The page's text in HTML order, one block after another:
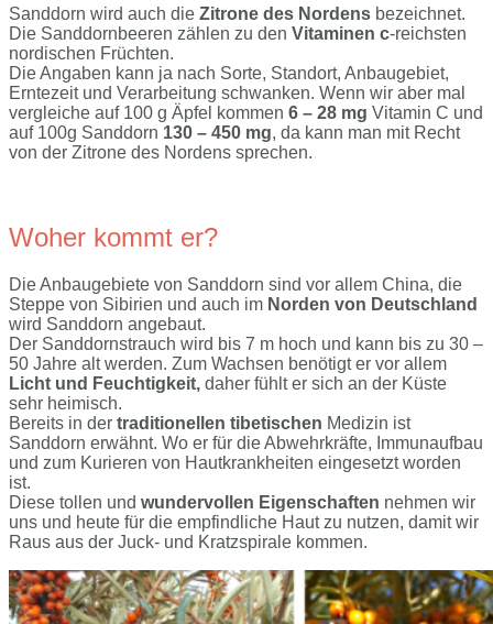
Sanddorn wird auch die Zitrone des Nordens bezeichnet.
Die Sanddornbeeren zählen zu den Vitaminen c-reichsten
nordischen Früchten.
Die Angaben kann ja nach Sorte, Standort, Anbaugebiet,
Erntezeit und Verarbeitung schwanken. Wenn wir aber mal
vergleiche auf 100 g Äpfel kommen 6 – 28 mg Vitamin C und
auf 100g Sanddorn 130 – 450 mg, da kann man mit Recht
von der Zitrone des Nordens sprechen.
Woher kommt er?
Die Anbaugebiete von Sanddorn sind vor allem China, die
Steppe von Sibirien und auch im Norden von Deutschland
wird Sanddorn angebaut.
Der Sanddornstrauch wird bis 7 m hoch und kann bis zu 30 –
50 Jahre alt werden. Zum Wachsen benötigt er vor allem
Licht und Feuchtigkeit, daher fühlt er sich an der Küste
sehr heimisch.
Bereits in der traditionellen tibetischen Medizin ist
Sanddorn erwähnt. Wo er für die Abwehrkräfte, Immunaufbau
und zum Kurieren von Hautkrankheiten eingesetzt worden
ist.
Diese tollen und wundervollen Eigenschaften nehmen wir
uns und heute für die empfindliche Haut zu nutzen, damit wir
Raus aus der Juck- und Kratzspirale kommen.